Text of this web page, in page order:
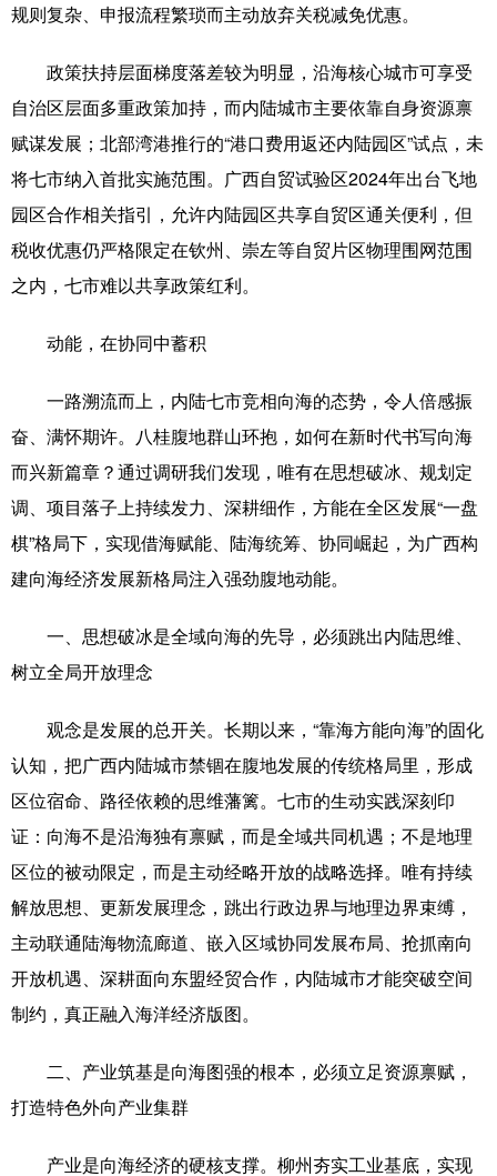
规则复杂、申报流程繁琐而主动放弃关税减免优惠。
政策扶持层面梯度落差较为明显，沿海核心城市可享受
自治区层面多重政策加持，而内陆城市主要依靠自身资源禀
赋谋发展；北部湾港推行的“港口费用返还内陆园区”试点，未
将七市纳入首批实施范围。广西自贸试验区2024年出台飞地
园区合作相关指引，允许内陆园区共享自贸区通关便利，但
税收优惠仍严格限定在钦州、崇左等自贸片区物理围网范围
之内，七市难以共享政策红利。
动能，在协同中蓄积
一路溯流而上，内陆七市竞相向海的态势，令人倍感振
奋、满怀期许。八桂腹地群山环抱，如何在新时代书写向海
而兴新篇章？通过调研我们发现，唯有在思想破冰、规划定
调、项目落子上持续发力、深耕细作，方能在全区发展“一盘
棋”格局下，实现借海赋能、陆海统筹、协同崛起，为广西构
建向海经济发展新格局注入强劲腹地动能。
一、思想破冰是全域向海的先导，必须跳出内陆思维、
树立全局开放理念
观念是发展的总开关。长期以来，“靠海方能向海”的固化
认知，把广西内陆城市禁锢在腹地发展的传统格局里，形成
区位宿命、路径依赖的思维藩篱。七市的生动实践深刻印
证：向海不是沿海独有禀赋，而是全域共同机遇；不是地理
区位的被动限定，而是主动经略开放的战略选择。唯有持续
解放思想、更新发展理念，跳出行政边界与地理边界束缚，
主动联通陆海物流廊道、嵌入区域协同发展布局、抢抓南向
开放机遇、深耕面向东盟经贸合作，内陆城市才能突破空间
制约，真正融入海洋经济版图。
二、产业筑基是向海图强的根本，必须立足资源禀赋，
打造特色外向产业集群
产业是向海经济的硬核支撑。柳州夯实工业基底，实现